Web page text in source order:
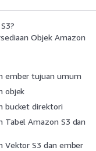
Objek Amazon
ember tujuan umum
objek
bucket direktori
Tabel Amazon S3 dan
Vektor S3 dan ember